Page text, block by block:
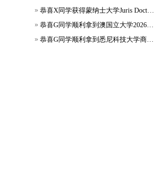
恭喜X同学获得蒙纳士大学Juris Doctor offer
恭喜G同学顺利拿到澳国立大学2026年7月应用会计硕士录取通知书~
恭喜G同学顺利拿到悉尼科技大学商科本科录取通知书~